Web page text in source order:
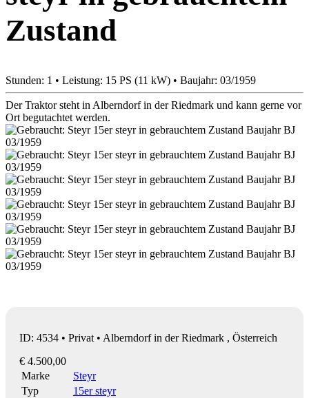
Zustand
Stunden: 1 • Leistung: 15 PS (11 kW) • Baujahr: 03/1959
Der Traktor steht in Alberndorf in der Riedmark und kann gerne vor
Ort begutachtet werden.
ID: 4534 • Privat • Alberndorf in der Riedmark , Österreich
€ 4.500,00
Marke
Steyr
Typ
15er steyr